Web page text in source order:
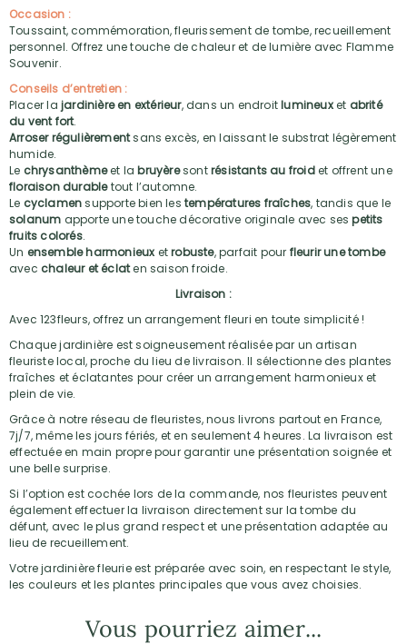
Occasion :
Toussaint, commémoration, fleurissement de tombe, recueillement
personnel. Offrez une touche de chaleur et de lumière avec Flamme
Souvenir.
Conseils d’entretien :
Placer la jardinière en extérieur, dans un endroitlumineuxet abrité
du vent fort.
Arroser régulièrementsans excès, en laissant le substrat légèrement
humide.
Le chrysanthèmeet labruyèresontrésistants au froidet offrent une
floraison durabletout l’automne.
Le cyclamensupporte bien lestempératures fraîches, tandis que le
solanum apporte une touche décorative originale avec sespetits
fruits colorés.
Un ensemble harmonieux etrobuste, parfait pour fleurir une tombe
avec chaleur et éclaten saison froide.
Livraison :
Avec 123fleurs, offrez un arrangement fleuri en toute simplicité !
Chaque jardinière est soigneusement réalisée par un artisan
fleuriste local, proche du lieu de livraison. Il sélectionne des plantes
fraîches et éclatantes pour créer un arrangement harmonieux et
plein de vie.
Grâce à notre réseau de fleuristes, nous livrons partout en France,
7j/7, même les jours fériés, et en seulement 4 heures. La livraison est
effectuée en main propre pour garantir une présentation soignée et
une belle surprise.
Si l’option est cochée lors de la commande, nos fleuristes peuvent
également effectuer la livraison directement sur la tombe du
défunt, avec le plus grand respect et une présentation adaptée au
lieu de recueillement.
Votre jardinière fleurie est préparée avec soin, en respectant le style,
les couleurs et les plantes principales que vous avez choisies.
Vous pourriez aimer...